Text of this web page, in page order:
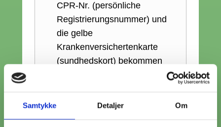
Samtykke Detaljer Om
CPR-Nr. (persönliche
Registrierungsnummer) und
die gelbe
Krankenversichertenkarte
(sundhedskort) bekommen
und hier mehr lesen.